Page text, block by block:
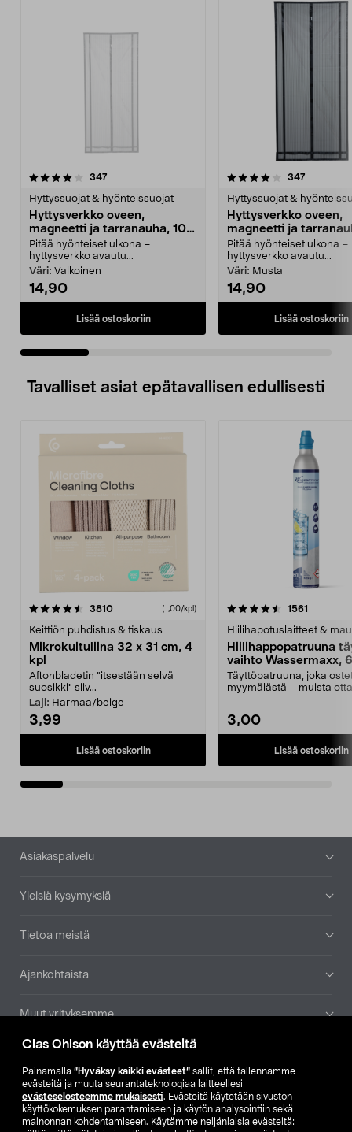
Clas Ohlson käyttää evästeitä
Painamalla ”Hyväksy kaikki evästeet” sallit, että tallennamme
evästeitä ja muuta seurantateknologiaa laitteellesi
evästeselosteemme mukaisesti. Evästeitä käytetään sivuston
käyttökokemuksen parantamiseen ja käytön analysointiin sekä
mainonnan kohdentamiseen. Käytämme neljänlaisia evästeitä:
347arvostelut
Hyttyssuojat & hyönteissuojat
Hyttysverkko oveen,
magneetti ja tarranauha, 100
x 220 cm
Pitää hyönteiset ulkona –
hyttysverkko avautu...
Väri: Valkoinen
14,90
Lisää ostoskoriin
4.0 viidestä
347arvostelut
Hyttyssuojat &
Hyttysverkko oveen,
magneetti ja
x 220 cm
Pitää hyönteiset ulkona –
hyttysverkko avautu...
Väri: Musta
14,90
Lisää ostoskoriin
4.0 viidestä
Tavalliset asiat epätavallisen edullisesti
3810arvostelut (1,00/kpl)
Keittiön puhdistus & tiskaus
Mikrokuituliina 32 x 31 cm, 4
kpl
Aftonbladetin "itsestään selvä
suosikki" siiv...
Laji: Harmaa/beige
3,99
Lisää ostoskoriin
4.5viidestä
1561
Hiilihapotuslaitteet &
Hiilihappopatruuna
vaihto Wassermaxx,
Täyttöpatruuna, joka
myymälästä – muista
3,00
Lisää ostoskoriin
4.5viidestä
Alatunniste
Asiakaspalvelu
Yleisiä kysymyksiä
Tietoa meistä
Ajankohtaista
Muut yrityksemme
Etsi myymälä
SE NO FI
FI SV